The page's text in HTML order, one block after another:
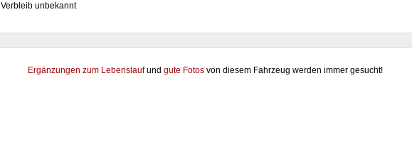
Verbleib unbekannt
Ergänzungen zum Lebenslaufund gute Fotos von diesem Fahrzeug werden immer gesucht!